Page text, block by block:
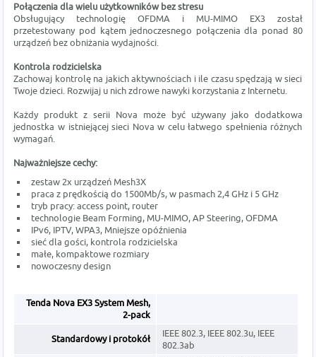
Połączenia dla wielu użytkowników bez stresu
Obsługujący technologię OFDMA i MU-MIMO EX3 został
przetestowany pod kątem jednoczesnego połączenia dla ponad 80
urządzeń bez obniżania wydajności.
Kontrola rodzicielska
Zachowaj kontrolę na jakich aktywnościach i ile czasu spędzają w sieci
Twoje dzieci. Rozwijaj u nich zdrowe nawyki korzystania z Internetu.
Każdy produkt z serii Nova może być używany jako dodatkowa
jednostka w istniejącej sieci Nova w celu łatwego spełnienia różnych
wymagań.
Najważniejsze cechy:
zestaw 2x urządzeń Mesh3X
praca z prędkością do 1500Mb/s, w pasmach 2,4 GHz i 5 GHz
tryb pracy: access point, router
technologie Beam Forming, MU-MIMO, AP Steering, OFDMA
IPv6, IPTV, WPA3, Mniejsze opóźnienia
sieć dla gości, kontrola rodzicielska
małe, kompaktowe rozmiary
nowoczesny design
Tenda Nova EX3 System Mesh,
2-pack
Standardowy i protokół
IEEE 802.3, IEEE 802.3u, IEEE
802.3ab